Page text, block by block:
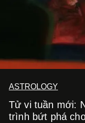
ASTROLOGY
Tử vi tuần mới:
trình bứt phá